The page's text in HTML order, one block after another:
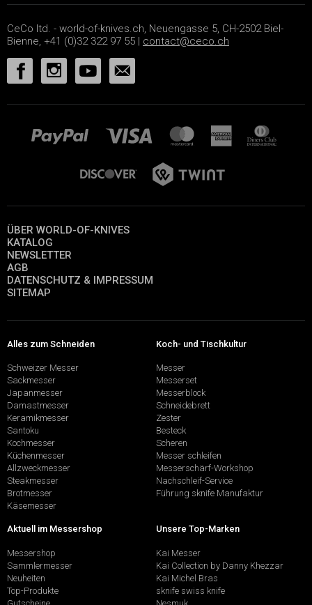
CeCo ltd. - world-of-knives.ch, Neuengasse 5, CH-2502 Biel-
Bienne, +41 (0)32 322 97 55 | contact@ceco.ch
ÜBER WORLD-OF-KNIVES
KATALOG
NEWSLETTER
AGB
DATENSCHUTZ & IMPRESSUM
SITEMAP
Alles zum Schneiden
Schweizer Messer
Sackmesser
Japanmesser
Damastmesser
Keramikmesser
Santoku
Kochmesser
Küchenmesser
Allzweckmesser
Steakmesser
Brotmesser
Käsemesser
Koch- und Tischkultur
Messer
Messerset
Messerblock
Schneidebrett
Zester
Besteck
Scheren
Messer schleifen
Messerschärf-Workshop
Nachschleif-Service
Führung sknife Manufaktur
Aktuell im Messershop
Messershop
Sammlermesser
Neuheiten
Top-Produkte
Unsere Top-Marken
Kai Messer
Kai Collection by Danny Khezzar
Kai Michel Bras
sknife swiss knife